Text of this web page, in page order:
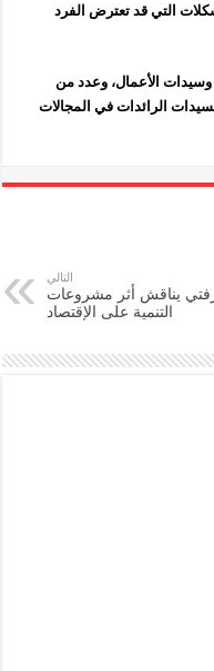
التي قد تعترض الفرد
وسيدات الأعمال، وعدد من
الرائدات في المجالات
التالي
يناقش أثر مشروعات
التنمية على الإقتصاد